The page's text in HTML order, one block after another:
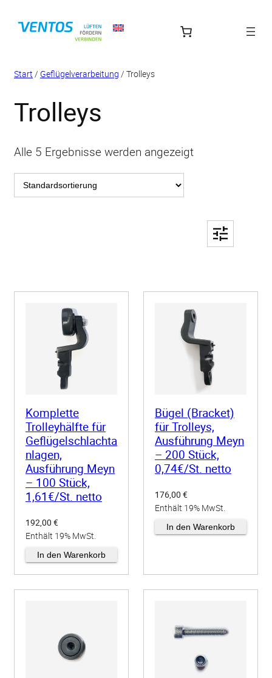
Inhalt
Start / Geflügel­verarbeitung / Trolleys
Trolleys
Alle 5 Ergebnisse werden angezeigt
Komplette
Trolleyhälfte für
Geflügelschlachta
nlagen,
Ausführung Meyn
– 100 Stück,
1,61€/St. netto
192,00 €
Enthält 19% MwSt.
zzgl. Versand
In den Warenkorb
Bügel (Bracket)
für Trolleys,
Ausführung Meyn
– 200 Stück,
0,74€/St. netto
176,00 €
Enthält 19% MwSt.
zzgl. Versand
In den Warenkorb